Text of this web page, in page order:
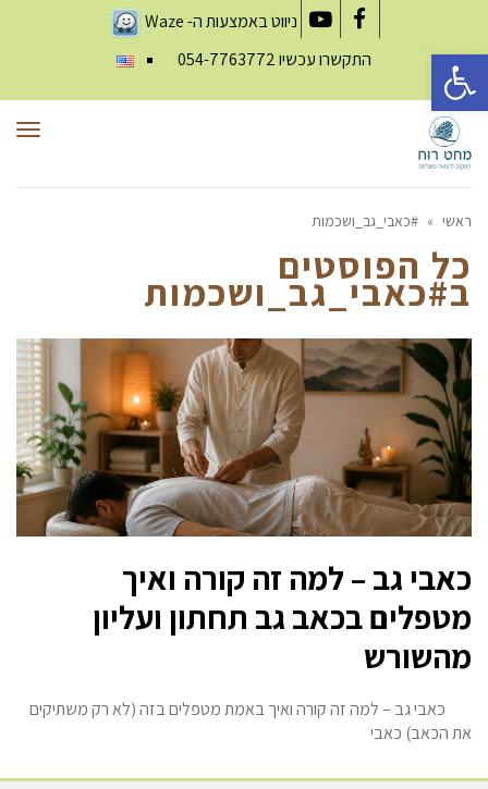
Facebook
YouTube
ניווט באמצעות ה-Waze
התקשרו עכשיו054-7763772
ראשי » #כאבי_גב_ושכמות
כל הפוסטים
ב#כאבי_גב_ושכמות
כאבי גב – למה זה קורה ואיך
מטפלים בכאב גב תחתון ועליון
מהשורש
כאבי גב – למה זה קורה ואיך באמת מטפלים בזה (לא רק משתיקים
את הכאב) כאבי
פתח סרגל נגישות